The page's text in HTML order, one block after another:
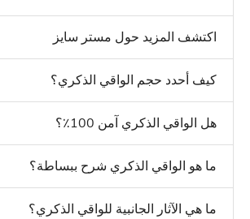
اكتشف المزيد حول مستر سايز
كيف أحدد حجم الواقي الذكري؟
هل الواقي الذكري آمن 100٪؟
ما هو الواقي الذكري شرح ببساطة؟
ما هي الآثار الجانبية للواقي الذكري؟